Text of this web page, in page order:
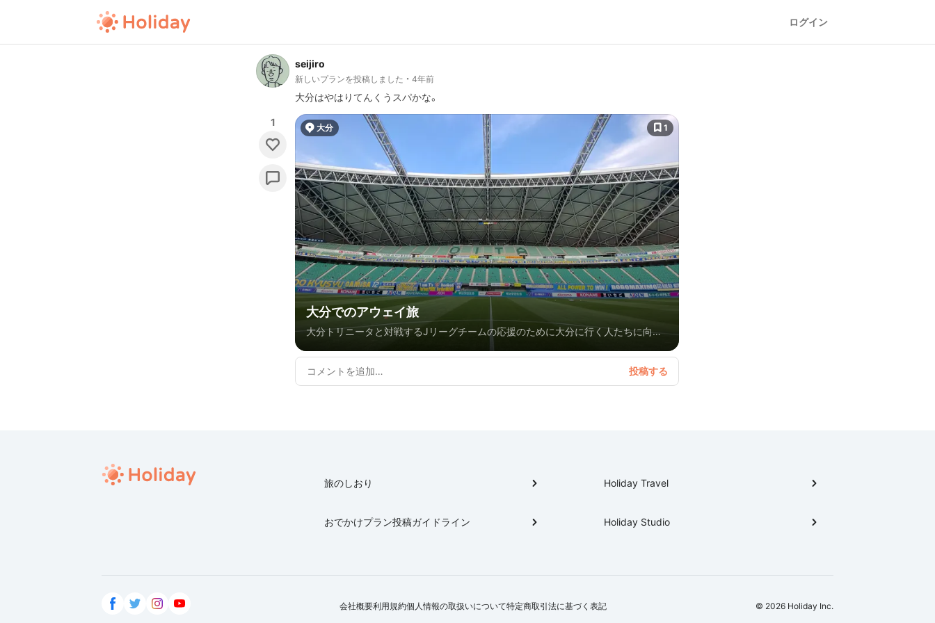
ログイン
seijiro
新しいプランを投稿しました 4年前
大分はやはりてんくうスパかな。
1 大分 1
大分でのアウェイ旅
大分トリニータと対戦するJリーグチームの応援のために大分に行く人たちに向け
旅のしおり
おでかけプラン投稿ガイドライン
Holiday Travel
Holiday Studio
会社概要利用規約個人情報の取扱いについて特定商取引法に基づく表記 © 2026 Holiday Inc.